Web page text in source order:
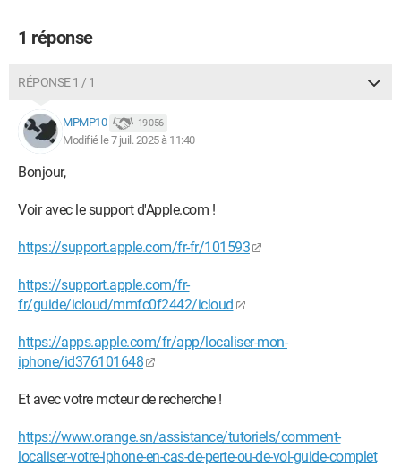
1 réponse
RÉPONSE 1 / 1
MPMP10 19 056
Modifié le 7 juil. 2025 à 11:40
Bonjour,
Voir avec le support d'Apple.com !
https://support.apple.com/fr-fr/101593
https://support.apple.com/fr-
fr/guide/icloud/mmfc0f2442/icloud
https://apps.apple.com/fr/app/localiser-mon-
iphone/id376101648
Et avec votre moteur de recherche !
https://www.orange.sn/assistance/tutoriels/comment-
localiser-votre-iphone-en-cas-de-perte-ou-de-vol-guide-complet